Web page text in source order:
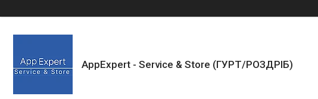
AppExpert - Service & Store (ГУРТ/РОЗДРІБ)